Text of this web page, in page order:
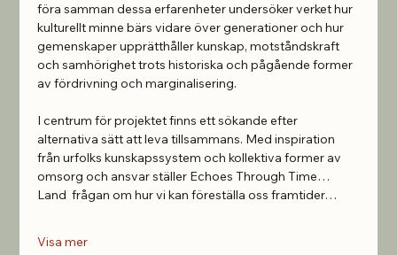
föra samman dessa erfarenheter undersöker verket hur
kulturellt minne bärs vidare över generationer och hur
gemenskaper upprätthåller kunskap, motståndskraft
och samhörighet trots historiska och pågående former
av fördrivning och marginalisering.
I centrum för projektet finns ett sökande efter
alternativa sätt att leva tillsammans. Med inspiration
från urfolks kunskapssystem och kollektiva former av
omsorg och ansvar ställer Echoes Through Time…
Land  frågan om hur vi kan föreställa oss framtider…
Visa mer